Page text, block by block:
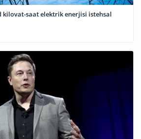
kilovat-saat elektrik enerjisi istehsal